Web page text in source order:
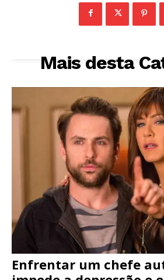
Mais desta
Enfrentar um chefe